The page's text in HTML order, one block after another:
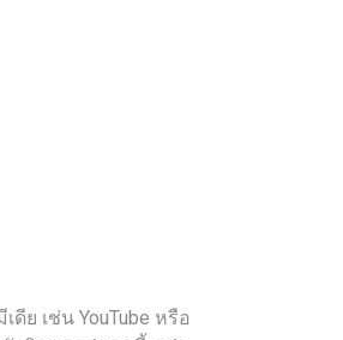
ย เช่น YouTube หรือ